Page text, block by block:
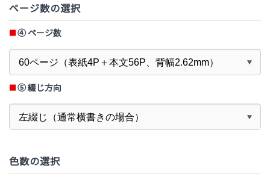
ページ数の選択
④ページ数
⑤綴じ方向
色数の選択